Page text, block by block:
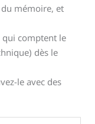
mémoire, et
qui comptent le
dès le
le avec des